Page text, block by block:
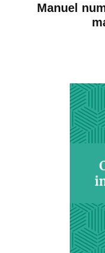
Manuel